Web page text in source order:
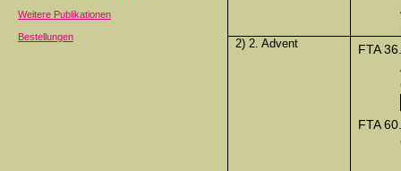
2) 2. Advent
FTA 36.
FTA 60.
Weitere Publikationen
Bestellungen